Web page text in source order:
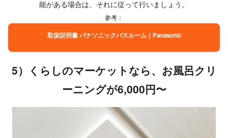
能がある場合は、それに従って行いましょう。
参考：
取扱説明書 パナソニックバスルーム｜Panasonic
5）くらしのマーケットなら、お風呂クリ
ーニングが6,000円〜